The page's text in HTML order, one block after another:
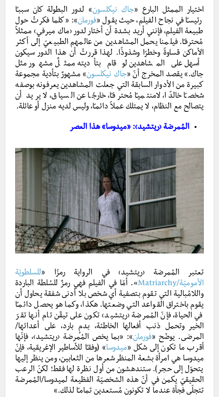
اختيار الممثل البارع «جاك نيكلسون» لدور البطولة كان سببـًا
رئيسـًا في نجاح الفيلم، حيث يقول «فورمان»: «كلما فكرتُ حول
طبيعة الفيلم، فإنني أريد بشدة أن أختار لدور ‹ماك ميرفي› ممثلاً
مُحترفـًا. فيلمنا يحمل المشاهدين من عالمهم الطبيعيّ إلى أكثر
الأماكن قساوةً وخطرًا وشذوذًا. لهذا قررتُ أن هذا الدور سيكون
أسهل على المشاهدين لو قام بتأديته ممثلٌ مشهور مثل
جاك.» يقصد المخرج أنّ «جاك نيكلسون» مشهورٌ بتأدية مجموعة
كبيرة من الأدوار السابقة التي جعلت المشاهدين يعرفونه بوصفه
شخصـًا خالدًا، لامنتميـًا مُحترفـًا، خارجًـا عن السياق، لا يريد أن
يتصالح مع النظام، لا يمتلك عملاً دائمـًا، وليس لديه منزل أو عائلة.
المُمرضة ‹ريتشيد›: «ميدوسا» هذا العصر
تعتبر المُمرضة ‹ريتشيد› في الرواية رمزًا «للسلطويّة
الأموميّة/Matriarchy
». أمّا في الفيلم فهي رمزٌ للسُلطة الباردة
واللامُبالية التي تقوم بتصفية أي شخص بلا أدنى شفقة يحاول أن
يقوم باختراق القواعد التي وضعتها. هكذا، وكما هو يحصل دائمـًا
في الحياة، فإنّ المُمرضة ‹ريتشيد› تكون على تيقّن تام أنها تقرّ
الخير وتحمل ذنب أفعالها الخاطئة، بدمٍ بارد، على أعدائها/
المرضى. يوضّح «فورمان»: «بما يخص المُمرضة ‹ريتشيد›، فإنّها
أقرب ما تكون إلى شكل «ميدوسا» (وفقـًا للأساطير الإغريقية، فإنّ
ميدوسا هي امرأة بشعة المنظر شعرها من الثعابين، ومن ينظر إليها
يتحوّل إلى حجر). ستندهشون من أول نظرة لها فقط؛ لكنّ الرعب
الحقيقيّ يكمن في أنّ هذه الشخصيّة الفظيعة لميدوسا/المُمرضة
تتجلّى فجأة عندما لا تكونون مُستعدين تمامـًا لذلك.»